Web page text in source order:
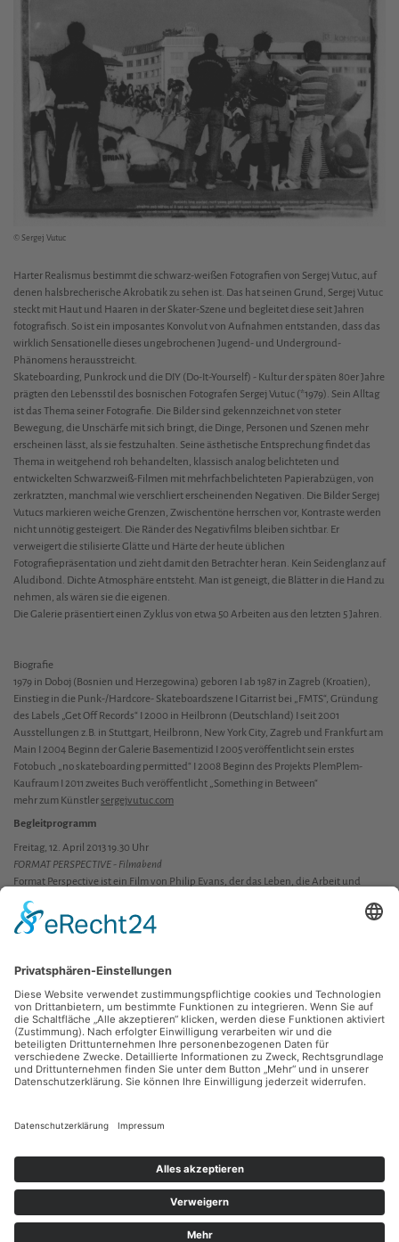
© Sergej Vutuc
Harter Realismus bestimmt die schwarz-weißen Fotografien von Sergej Vutuc, auf
denen halsbrecherische Akrobatik zu sehen ist. Das hat seinen Grund, Sergej Vutuc
steckt mit Haut und Haaren in der Skater-Szene und begleitet diese seit Jahren
fotografisch. So ist ein imposantes Konvolut von Aufnahmen entstanden, dass das
wirklich Sensationelle dieses ungebrochenen Jugend- und Underground-
Phänomens herausstreicht.
Skateboarding, Punkrock und die DIY (Do-It-Yourself) - Kultur der späten 80er Jahre
prägten den Lebensstil des bosnischen Fotografen Sergej Vutuc (*1979). Sein Alltag
ist das Thema seiner Fotografie. Die Bilder sind gekennzeichnet von steter
Bewegung, die Unschärfe mit sich bringt, die Dinge, Personen und Szenen mehr
erscheinen lässt, als sie festzuhalten. Seine ästhetische Entsprechung findet das
Thema in weitgehend roh behandelten, klassisch analog belichteten und
entwickelten Schwarzweiß-Filmen mit mehrfachbelichteten Papierabzügen, von
zerkratzten, manchmal wie verschliert erscheinenden Negativen. Die Bilder Sergej
Vutucs markieren weiche Grenzen, Zwischentöne herrschen vor, Kontraste werden
nicht unnötig gesteigert. Die Ränder des Negativfilms bleiben sichtbar. Er
verweigert die stilisierte Glätte und Härte der heute üblichen
Fotografiepräsentation und zieht damit den Betrachter heran. Kein Seidenglanz auf
Aludibond. Dichte Atmosphäre entsteht. Man ist geneigt, die Blätter in die Hand zu
nehmen, als wären sie die eigenen.
Die Galerie präsentiert einen Zyklus von etwa 50 Arbeiten aus den letzten 5 Jahren.
Biografie
1979 in Doboj (Bosnien und Herzegowina) geboren I ab 1987 in Zagreb (Kroatien),
Einstieg in die Punk-/Hardcore- Skateboardszene I Gitarrist bei „FMTS“, Gründung
des Labels „Get Off Records“ I 2000 in Heilbronn (Deutschland) I seit 2001
Ausstellungen z.B. in Stuttgart, Heilbronn, New York City, Zagreb und Frankfurt am
Main I 2004 Beginn der Galerie Basementizid I 2005 veröffentlicht sein erstes
Fotobuch „no skateboarding permitted“ I 2008 Beginn des Projekts PlemPlem-
Kaufraum I 2011 zweites Buch veröffentlicht „Something in Between“
mehr zum Künstlersergejvutuc.com
Begleitprogramm
Freitag, 12. April 2013 19.30 Uhr
FORMAT PERSPECTIVE - Filmabend
Format Perspective ist ein Film von Philip Evans, der das Leben, die Arbeit und
Sichtweise sechs verschiedener Skateboardfotografen erkundet. Komplett auf
Super-8-Film gedreht, gibt uns der Filmemacher einen Einblick in die
verschiedenen Ansätze der Fotografen.
Ausstellung vom 12. März bis 26. Mai 2013
Gefördert vom Kulturbüro der Stadt Chemnitz sowie dem Neue Chemnitzer
Kunsthütte e.V..
Zurück